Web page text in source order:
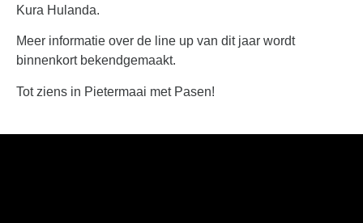
Kura Hulanda.
Meer informatie over de line up van dit jaar wordt
binnenkort bekendgemaakt.
Tot ziens in Pietermaai met Pasen!